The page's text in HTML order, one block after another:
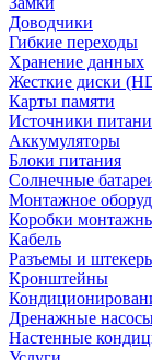
Доводчики
Гибкие переходы
Хранение данных
Жесткие диски
Карты памяти
Источники
Аккумуляторы
Блоки питания
Солнечные
Монтажное
Коробки
Кабель
Разъемы и
Кронштейны
Дренажные
Настенные